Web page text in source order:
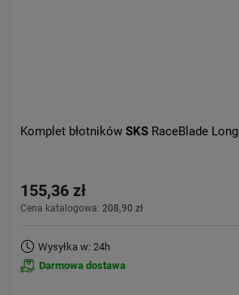
Komplet błotników SKS RaceBlade Long
155,36 zł
Cena katalogowa: 208,90 zł
Wysyłka w: 24h
Darmowa dostawa